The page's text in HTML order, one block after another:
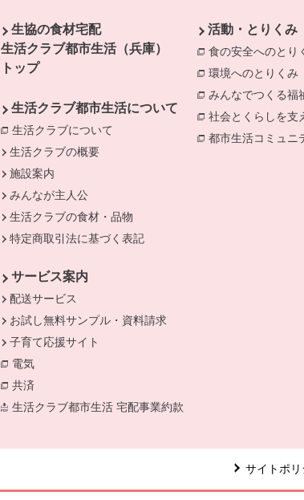
生協の食材宅配
生活クラブ都市生活（兵庫）
トップ
生活クラブ都市生活について
生活クラブについて
別のウィンドウで開きます。
生活クラブの概要
施設案内
みんなが主人公
生活クラブの食材・品物
特定商取引法に基づく表記
サービス案内
配送サービス
お試し無料サンプル・資料請求
子育て応援サイト
電気
共済
生活クラブ都市生活 宅配事業約款
活動・とりくみ
食の安全へのとり
環境へのとりくみ
みんなでつくる福
社会とくらしを支
都市生活コミュニ
サイトポリ